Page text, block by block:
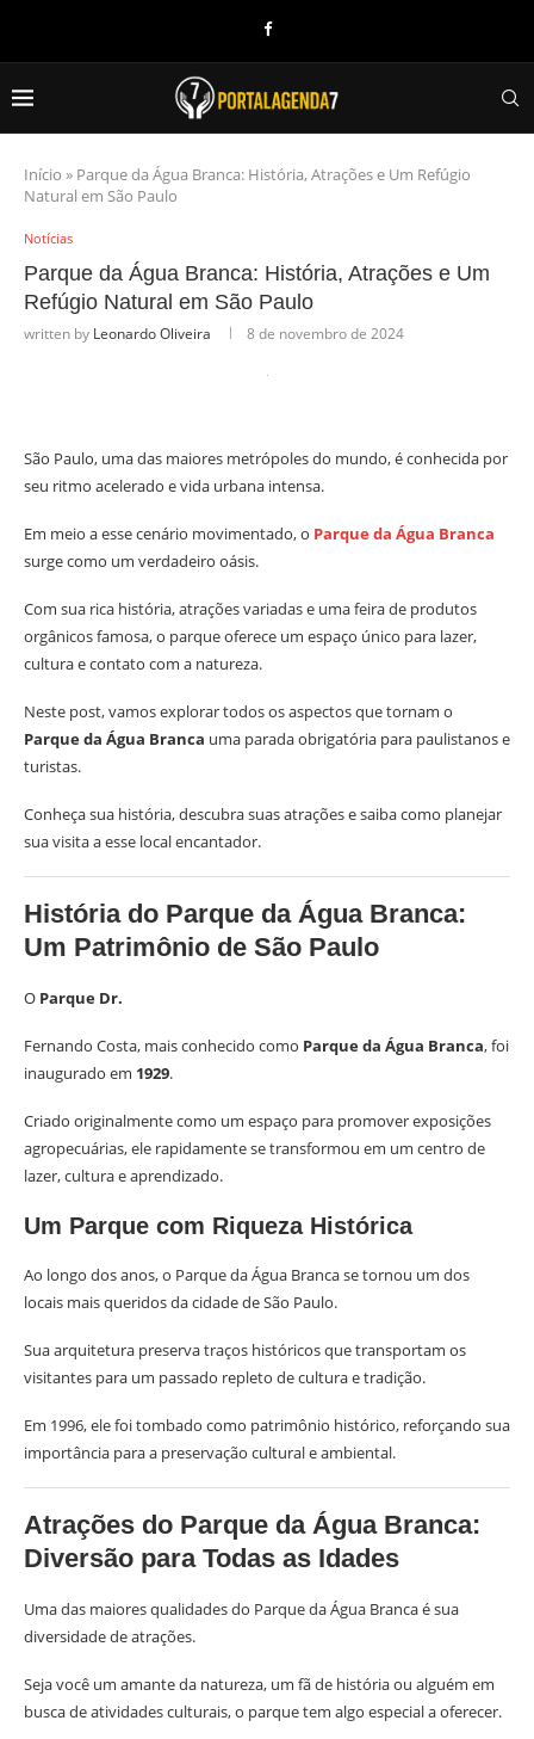
Início » Parque da Água Branca: História, Atrações e Um Refúgio
Natural em São Paulo
Notícias
Parque da Água Branca: História, Atrações e Um
Refúgio Natural em São Paulo
written by Leonardo Oliveira 8 de novembro de 2024
São Paulo, uma das maiores metrópoles do mundo, é conhecida por
seu ritmo acelerado e vida urbana intensa.
Em meio a esse cenário movimentado, o Parque da Água Branca
surge como um verdadeiro oásis.
Com sua rica história, atrações variadas e uma feira de produtos
orgânicos famosa, o parque oferece um espaço único para lazer,
cultura e contato com a natureza.
Neste post, vamos explorar todos os aspectos que tornam o
Parque da Água Branca uma parada obrigatória para paulistanos e
turistas.
Conheça sua história, descubra suas atrações e saiba como planejar
sua visita a esse local encantador.
História do Parque da Água Branca:
Um Patrimônio de São Paulo
O Parque Dr.
Fernando Costa, mais conhecido como Parque da Água Branca, foi
inaugurado em 1929.
Criado originalmente como um espaço para promover exposições
agropecuárias, ele rapidamente se transformou em um centro de
lazer, cultura e aprendizado.
Um Parque com Riqueza Histórica
Ao longo dos anos, o Parque da Água Branca se tornou um dos
locais mais queridos da cidade de São Paulo.
Sua arquitetura preserva traços históricos que transportam os
visitantes para um passado repleto de cultura e tradição.
Em 1996, ele foi tombado como patrimônio histórico, reforçando sua
importância para a preservação cultural e ambiental.
Atrações do Parque da Água Branca:
Diversão para Todas as Idades
Uma das maiores qualidades do Parque da Água Branca é sua
diversidade de atrações.
Seja você um amante da natureza, um fã de história ou alguém em
busca de atividades culturais, o parque tem algo especial a oferecer.